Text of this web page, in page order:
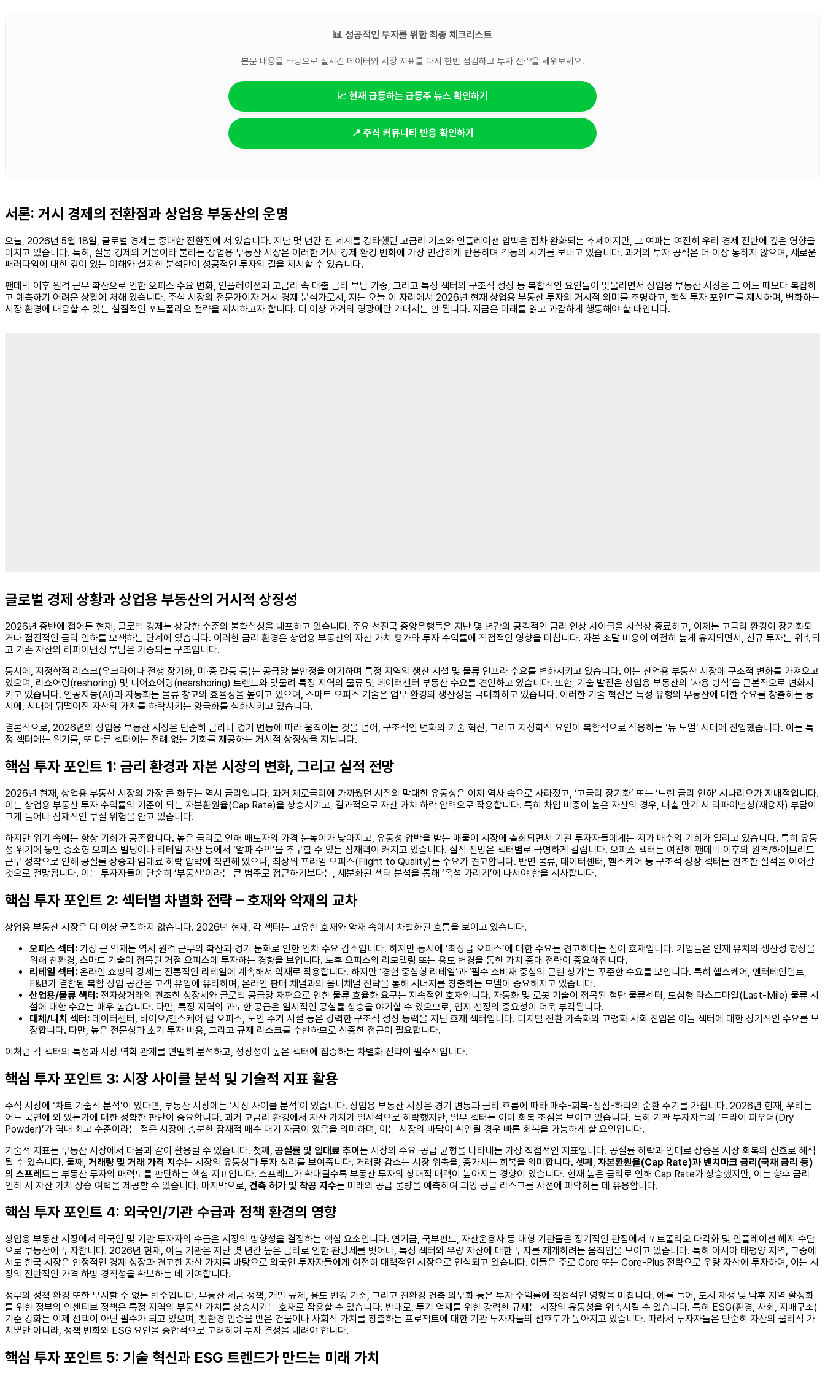
📊 성공적인 투자를 위한 최종 체크리스트
본문 내용을 바탕으로 실시간 데이터와 시장 지표를 다시 한번 점검하고 투자 전략을 세워보세요.
📈 현재 급등하는 급등주 뉴스 확인하기
📍 주식 커뮤니티 반응 확인하기
서론: 거시 경제의 전환점과 상업용 부동산의 운명
오늘, 2026년 5월 18일, 글로벌 경제는 중대한 전환점에 서 있습니다. 지난 몇 년간 전 세계를 강타했던 고금리 기조와 인플레이션 압박은 점차 완화되는 추세이지만, 그 여파는 여전히 우리 경제 전반에 깊은 영향을
미치고 있습니다. 특히, 실물 경제의 거울이라 불리는 상업용 부동산 시장은 이러한 거시 경제 환경 변화에 가장 민감하게 반응하며 격동의 시기를 보내고 있습니다. 과거의 투자 공식은 더 이상 통하지 않으며, 새로운
패러다임에 대한 깊이 있는 이해와 철저한 분석만이 성공적인 투자의 길을 제시할 수 있습니다.
팬데믹 이후 원격 근무 확산으로 인한 오피스 수요 변화, 인플레이션과 고금리 속 대출 금리 부담 가중, 그리고 특정 섹터의 구조적 성장 등 복합적인 요인들이 맞물리면서 상업용 부동산 시장은 그 어느 때보다 복잡하
고 예측하기 어려운 상황에 처해 있습니다. 주식 시장의 전문가이자 거시 경제 분석가로서, 저는 오늘 이 자리에서 2026년 현재 상업용 부동산 투자의 거시적 의미를 조명하고, 핵심 투자 포인트를 제시하며, 변화하는
시장 환경에 대응할 수 있는 실질적인 포트폴리오 전략을 제시하고자 합니다. 더 이상 과거의 영광에만 기대서는 안 됩니다. 지금은 미래를 읽고 과감하게 행동해야 할 때입니다.
글로벌 경제 상황과 상업용 부동산의 거시적 상징성
2026년 중반에 접어든 현재, 글로벌 경제는 상당한 수준의 불확실성을 내포하고 있습니다. 주요 선진국 중앙은행들은 지난 몇 년간의 공격적인 금리 인상 사이클을 사실상 종료하고, 이제는 고금리 환경이 장기화되
거나 점진적인 금리 인하를 모색하는 단계에 있습니다. 이러한 금리 환경은 상업용 부동산의 자산 가치 평가와 투자 수익률에 직접적인 영향을 미칩니다. 자본 조달 비용이 여전히 높게 유지되면서, 신규 투자는 위축되
고 기존 자산의 리파이낸싱 부담은 가중되는 구조입니다.
동시에, 지정학적 리스크(우크라이나 전쟁 장기화, 미·중 갈등 등)는 공급망 불안정을 야기하며 특정 지역의 생산 시설 및 물류 인프라 수요를 변화시키고 있습니다. 이는 산업용 부동산 시장에 구조적 변화를 가져오고
있으며, 리쇼어링(reshoring) 및 니어쇼어링(nearshoring) 트렌드와 맞물려 특정 지역의 물류 및 데이터센터 부동산 수요를 견인하고 있습니다. 또한, 기술 발전은 상업용 부동산의 ‘사용 방식’을 근본적으로 변화시
키고 있습니다. 인공지능(AI)과 자동화는 물류 창고의 효율성을 높이고 있으며, 스마트 오피스 기술은 업무 환경의 생산성을 극대화하고 있습니다. 이러한 기술 혁신은 특정 유형의 부동산에 대한 수요를 창출하는 동
시에, 시대에 뒤떨어진 자산의 가치를 하락시키는 양극화를 심화시키고 있습니다.
결론적으로, 2026년의 상업용 부동산 시장은 단순히 금리나 경기 변동에 따라 움직이는 것을 넘어, 구조적인 변화와 기술 혁신, 그리고 지정학적 요인이 복합적으로 작용하는 ‘뉴 노멀’ 시대에 진입했습니다. 이는 특
정 섹터에는 위기를, 또 다른 섹터에는 전례 없는 기회를 제공하는 거시적 상징성을 지닙니다.
핵심 투자 포인트 1: 금리 환경과 자본 시장의 변화, 그리고 실적 전망
2026년 현재, 상업용 부동산 시장의 가장 큰 화두는 역시 금리입니다. 과거 제로금리에 가까웠던 시절의 막대한 유동성은 이제 역사 속으로 사라졌고, ‘고금리 장기화’ 또는 ‘느린 금리 인하’ 시나리오가 지배적입니다.
이는 상업용 부동산 투자 수익률의 기준이 되는 자본환원율(Cap Rate)을 상승시키고, 결과적으로 자산 가치 하락 압력으로 작용합니다. 특히 차입 비중이 높은 자산의 경우, 대출 만기 시 리파이낸싱(재융자) 부담이
크게 늘어나 잠재적인 부실 위험을 안고 있습니다.
하지만 위기 속에는 항상 기회가 공존합니다. 높은 금리로 인해 매도자의 가격 눈높이가 낮아지고, 유동성 압박을 받는 매물이 시장에 출회되면서 기관 투자자들에게는 저가 매수의 기회가 열리고 있습니다. 특히 유동
성 위기에 놓인 중소형 오피스 빌딩이나 리테일 자산 등에서 ‘알파 수익’을 추구할 수 있는 잠재력이 커지고 있습니다. 실적 전망은 섹터별로 극명하게 갈립니다. 오피스 섹터는 여전히 팬데믹 이후의 원격/하이브리드
근무 정착으로 인해 공실률 상승과 임대료 하락 압박에 직면해 있으나, 최상위 프라임 오피스(Flight to Quality)는 수요가 견고합니다. 반면 물류, 데이터센터, 헬스케어 등 구조적 성장 섹터는 견조한 실적을 이어갈
것으로 전망됩니다. 이는 투자자들이 단순히 ‘부동산’이라는 큰 범주로 접근하기보다는, 세분화된 섹터 분석을 통해 ‘옥석 가리기’에 나서야 함을 시사합니다.
핵심 투자 포인트 2: 섹터별 차별화 전략 – 호재와 악재의 교차
상업용 부동산 시장은 더 이상 균질하지 않습니다. 2026년 현재, 각 섹터는 고유한 호재와 악재 속에서 차별화된 흐름을 보이고 있습니다.
오피스 섹터: 가장 큰 악재는 역시 원격 근무의 확산과 경기 둔화로 인한 임차 수요 감소입니다. 하지만 동시에 ‘최상급 오피스’에 대한 수요는 견고하다는 점이 호재입니다. 기업들은 인재 유치와 생산성 향상을
위해 친환경, 스마트 기술이 접목된 거점 오피스에 투자하는 경향을 보입니다. 노후 오피스의 리모델링 또는 용도 변경을 통한 가치 증대 전략이 중요해집니다.
리테일 섹터: 온라인 쇼핑의 강세는 전통적인 리테일에 계속해서 악재로 작용합니다. 하지만 ‘경험 중심형 리테일’과 ‘필수 소비재 중심의 근린 상가’는 꾸준한 수요를 보입니다. 특히 헬스케어, 엔터테인먼트,
F&B가 결합된 복합 상업 공간은 고객 유입에 유리하며, 온라인 판매 채널과의 옴니채널 전략을 통해 시너지를 창출하는 모델이 중요해지고 있습니다.
산업용/물류 섹터: 전자상거래의 견조한 성장세와 글로벌 공급망 재편으로 인한 물류 효율화 요구는 지속적인 호재입니다. 자동화 및 로봇 기술이 접목된 첨단 물류센터, 도심형 라스트마일(Last-Mile) 물류 시
설에 대한 수요는 매우 높습니다. 다만, 특정 지역의 과도한 공급은 일시적인 공실률 상승을 야기할 수 있으므로, 입지 선정의 중요성이 더욱 부각됩니다.
대체/니치 섹터: 데이터센터, 바이오/헬스케어 랩 오피스, 노인 주거 시설 등은 강력한 구조적 성장 동력을 지닌 호재 섹터입니다. 디지털 전환 가속화와 고령화 사회 진입은 이들 섹터에 대한 장기적인 수요를 보
장합니다. 다만, 높은 전문성과 초기 투자 비용, 그리고 규제 리스크를 수반하므로 신중한 접근이 필요합니다.
이처럼 각 섹터의 특성과 시장 역학 관계를 면밀히 분석하고, 성장성이 높은 섹터에 집중하는 차별화 전략이 필수적입니다.
핵심 투자 포인트 3: 시장 사이클 분석 및 기술적 지표 활용
주식 시장에 ‘차트 기술적 분석’이 있다면, 부동산 시장에는 ‘시장 사이클 분석’이 있습니다. 상업용 부동산 시장은 경기 변동과 금리 흐름에 따라 매수-회복-정점-하락의 순환 주기를 가집니다. 2026년 현재, 우리는
어느 국면에 와 있는가에 대한 정확한 판단이 중요합니다. 과거 고금리 환경에서 자산 가치가 일시적으로 하락했지만, 일부 섹터는 이미 회복 조짐을 보이고 있습니다. 특히 기관 투자자들의 ‘드라이 파우더(Dry
Powder)’가 역대 최고 수준이라는 점은 시장에 충분한 잠재적 매수 대기 자금이 있음을 의미하며, 이는 시장의 바닥이 확인될 경우 빠른 회복을 가능하게 할 요인입니다.
기술적 지표는 부동산 시장에서 다음과 같이 활용될 수 있습니다. 첫째, 공실률 및 임대료 추이 는 시장의 수요-공급 균형을 나타내는 가장 직접적인 지표입니다. 공실률 하락과 임대료 상승은 시장 회복의 신호로 해석
될 수 있습니다. 둘째, 거래량 및 거래 가격 지수는 시장의 유동성과 투자 심리를 보여줍니다. 거래량 감소는 시장 위축을, 증가세는 회복을 의미합니다. 셋째, 자본환원율(Cap Rate)과 벤치마크 금리(국채 금리 등)
의 스프레드는 부동산 투자의 매력도를 판단하는 핵심 지표입니다. 스프레드가 확대될수록 부동산 투자의 상대적 매력이 높아지는 경향이 있습니다. 현재 높은 금리로 인해 Cap Rate가 상승했지만, 이는 향후 금리
인하 시 자산 가치 상승 여력을 제공할 수 있습니다. 마지막으로, 건축 허가 및 착공 지수는 미래의 공급 물량을 예측하여 과잉 공급 리스크를 사전에 파악하는 데 유용합니다.
핵심 투자 포인트 4: 외국인/기관 수급과 정책 환경의 영향
상업용 부동산 시장에서 외국인 및 기관 투자자의 수급은 시장의 방향성을 결정하는 핵심 요소입니다. 연기금, 국부펀드, 자산운용사 등 대형 기관들은 장기적인 관점에서 포트폴리오 다각화 및 인플레이션 헤지 수단
으로 부동산에 투자합니다. 2026년 현재, 이들 기관은 지난 몇 년간 높은 금리로 인한 관망세를 벗어나, 특정 섹터와 우량 자산에 대한 투자를 재개하려는 움직임을 보이고 있습니다. 특히 아시아 태평양 지역, 그중에
서도 한국 시장은 안정적인 경제 성장과 견고한 자산 가치를 바탕으로 외국인 투자자들에게 여전히 매력적인 시장으로 인식되고 있습니다. 이들은 주로 Core 또는 Core-Plus 전략으로 우량 자산에 투자하며, 이는 시
장의 전반적인 가격 하방 경직성을 확보하는 데 기여합니다.
정부의 정책 환경 또한 무시할 수 없는 변수입니다. 부동산 세금 정책, 개발 규제, 용도 변경 기준, 그리고 친환경 건축 의무화 등은 투자 수익률에 직접적인 영향을 미칩니다. 예를 들어, 도시 재생 및 낙후 지역 활성화
를 위한 정부의 인센티브 정책은 특정 지역의 부동산 가치를 상승시키는 호재로 작용할 수 있습니다. 반대로, 투기 억제를 위한 강력한 규제는 시장의 유동성을 위축시킬 수 있습니다. 특히 ESG(환경, 사회, 지배구조)
기준 강화는 이제 선택이 아닌 필수가 되고 있으며, 친환경 인증을 받은 건물이나 사회적 가치를 창출하는 프로젝트에 대한 기관 투자자들의 선호도가 높아지고 있습니다. 따라서 투자자들은 단순히 자산의 물리적 가
치뿐만 아니라, 정책 변화와 ESG 요인을 종합적으로 고려하여 투자 결정을 내려야 합니다.
핵심 투자 포인트 5: 기술 혁신과 ESG 트렌드가 만드는 미래 가치